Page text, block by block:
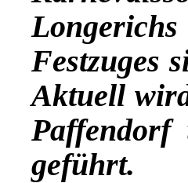
Festzuges
Aktuell
geführt.